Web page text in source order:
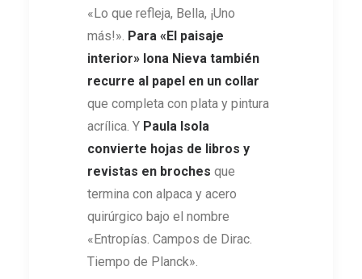
«Lo que refleja, Bella, ¡Uno
más!». Para «El paisaje
interior» Iona Nieva también
recurre al papel en un collar
que completa con plata y pintura
acrílica. Y Paula Isola
convierte hojas de libros y
revistas en broches que
termina con alpaca y acero
quirúrgico bajo el nombre
«Entropías. Campos de Dirac.
Tiempo de Planck».